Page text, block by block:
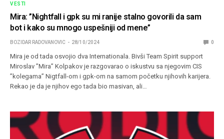
VESTI
Mira: ”Nightfall i gpk su mi ranije stalno govorili da sam
bot i kako su mnogo uspešniji od mene”
BOZIDAR RADOVANOVIC 28/10/2024 0
Mira je od tada osvojio dva Internationala. Bivši Team Spirit support
Miroslav ”Mira” Kolpakov je razgovarao o iskustvu sa njegovim CIS
”kolegama” Nigtfall-om i gpk-om na samom početku njihovih karijera.
Rekao je da je njihov ego tada bio masivan, ali…